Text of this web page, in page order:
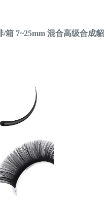
7~25mm 混合高级合成貂